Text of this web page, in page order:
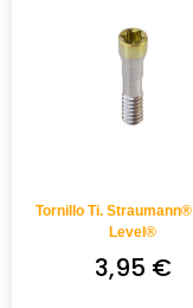
Tornillo Ti.
Level®
3,95 €